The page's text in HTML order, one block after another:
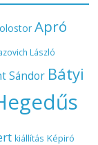
Apró
László
Sándor Bátyi
kiállítás Képiró